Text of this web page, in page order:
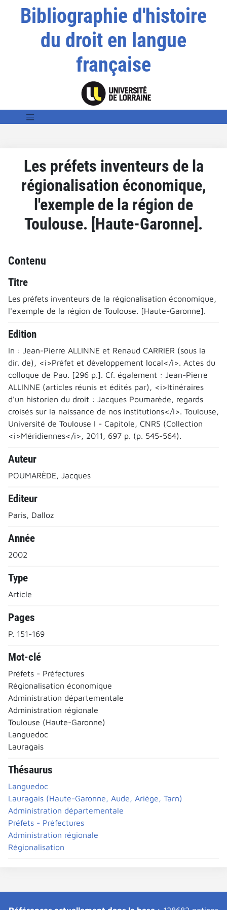
Bibliographie d'histoire
du droit en langue
française
Les préfets inventeurs de la
régionalisation économique,
l'exemple de la région de
Toulouse. [Haute-Garonne].
Contenu
Titre
Les préfets inventeurs de la régionalisation économique,
l'exemple de la région de Toulouse. [Haute-Garonne].
Edition
In : Jean-Pierre ALLINNE et Renaud CARRIER (sous la
dir. de), <i>Préfet et développement local</i>. Actes du
colloque de Pau. [296 p.]. Cf. également : Jean-Pierre
ALLINNE (articles réunis et édités par), <i>Itinéraires
d'un historien du droit : Jacques Poumarède, regards
croisés sur la naissance de nos institutions</i>. Toulouse,
Université de Toulouse I - Capitole, CNRS (Collection
<i>Méridiennes</i>, 2011, 697 p. (p. 545-564).
Auteur
POUMARÈDE, Jacques
Editeur
Paris, Dalloz
Année
2002
Type
Article
Pages
P. 151-169
Mot-clé
Préfets - Préfectures
Régionalisation économique
Administration départementale
Administration régionale
Toulouse (Haute-Garonne)
Languedoc
Lauragais
Thésaurus
Languedoc
Lauragais (Haute-Garonne, Aude, Ariège, Tarn)
Administration départementale
Préfets - Préfectures
Administration régionale
Régionalisation